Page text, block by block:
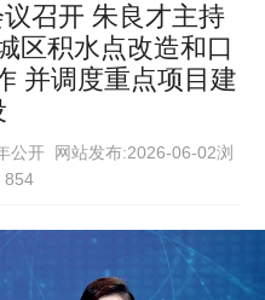
召开 朱良才主持
区积水点改造和口
并调度重点项目建
公开
网站发布:2026-06-02浏
854